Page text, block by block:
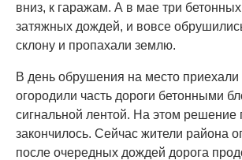
вниз, к гаражам. А в мае три
затяжных дождей, и вовсе
склону и пропахали землю.
В день обрушения на место приехали
огородили часть дороги бетонными
сигнальной лентой. На этом
закончилось. Сейчас жители района
после очередных дождей дорога